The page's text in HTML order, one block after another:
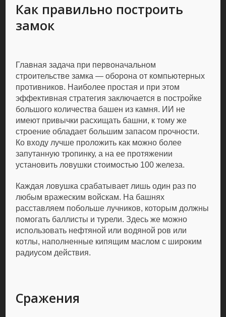
Как правильно построить
замок
Главная задача при первоначальном
строительстве замка — оборона от компьютерных
противников. Наиболее простая и при этом
эффективная стратегия заключается в постройке
большого количества башен из камня. ИИ не
имеют привычки расхищать башни, к тому же
строение обладает большим запасом прочности.
Ко входу лучше проложить как можно более
запутанную тропинку, а на ее протяжении
установить ловушки стоимостью 100 железа.
Каждая ловушка срабатывает лишь один раз по
любым вражеским войскам. На башнях
расставляем побольше лучников, которым должны
помогать баллисты и турели. Здесь же можно
использовать нефтяной или водяной ров или
котлы, наполненные кипящим маслом с широким
радиусом действия.
Сражения